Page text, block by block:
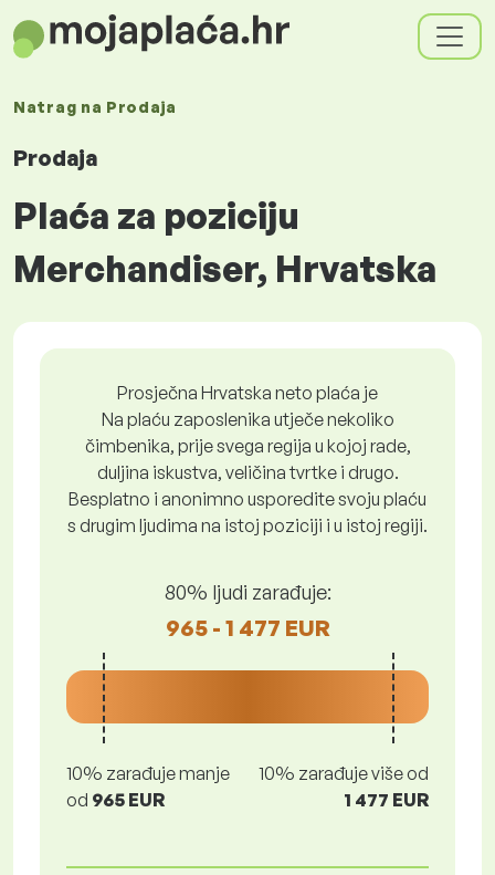
Natrag na Prodaja
Prodaja
Plaća za poziciju
Merchandiser, Hrvatska
Prosječna Hrvatska neto plaća je
Na plaću zaposlenika utječe nekoliko
čimbenika, prije svega regija u kojoj rade,
duljina iskustva, veličina tvrtke i drugo.
Besplatno i anonimno usporedite svoju plaću
s drugim ljudima na istoj poziciji i u istoj regiji.
80% ljudi zarađuje:
965 - 1 477 EUR
10% zarađuje manje
od 965 EUR
10% zarađuje više od
1 477 EUR